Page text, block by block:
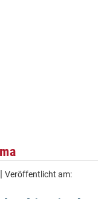
| Veröffentlicht am: